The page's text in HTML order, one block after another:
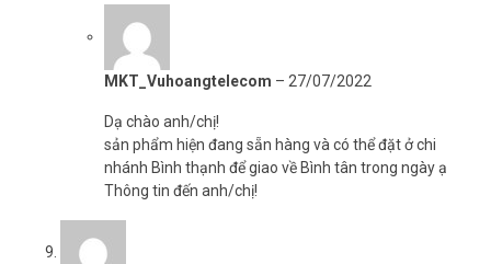
MKT_Vuhoangtelecom – 27/07/2022
Dạ chào anh/chị!
sản phẩm hiện đang sẵn hàng và có thể đặt ở chi
nhánh Bình thạnh để giao về Bình tân trong ngày ạ
Thông tin đến anh/chị!